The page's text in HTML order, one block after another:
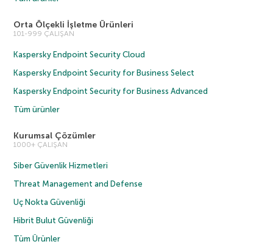
Orta Ölçekli İşletme Ürünleri
101-999 ÇALIŞAN
Kaspersky Endpoint Security Cloud
Kaspersky Endpoint Security for Business Select
Kaspersky Endpoint Security for Business Advanced
Tüm ürünler
Kurumsal Çözümler
1000+ ÇALIŞAN
Siber Güvenlik Hizmetleri
Threat Management and Defense
Uç Nokta Güvenliği
Hibrit Bulut Güvenliği
Tüm Ürünler